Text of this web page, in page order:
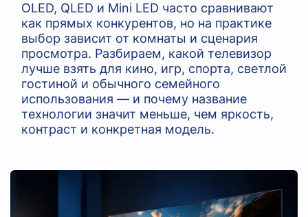
OLED, QLED и Mini LED часто сравнивают
как прямых конкурентов, но на практике
выбор зависит от комнаты и сценария
просмотра. Разбираем, какой телевизор
лучше взять для кино, игр, спорта, светлой
гостиной и обычного семейного
использования — и почему название
технологии значит меньше, чем яркость,
контраст и конкретная модель.